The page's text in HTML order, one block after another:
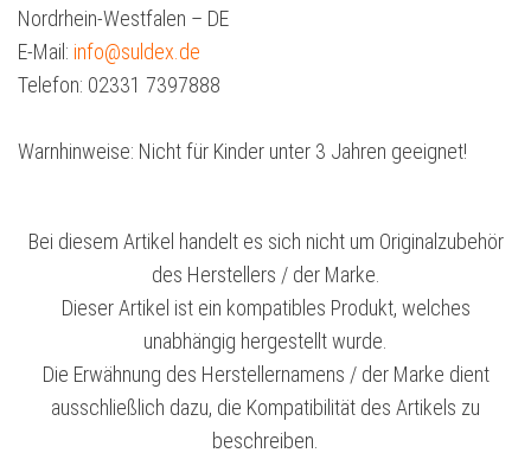
Nordrhein-Westfalen – DE
E-Mail: info@suldex.de
Telefon: 02331 7397888
Warnhinweise: Nicht für Kinder unter 3 Jahren geeignet!
Bei diesem Artikel handelt es sich nicht um Originalzubehör
des Herstellers / der Marke.
Dieser Artikel ist ein kompatibles Produkt, welches
unabhängig hergestellt wurde.
Die Erwähnung des Herstellernamens / der Marke dient
ausschließlich dazu, die Kompatibilität des Artikels zu
beschreiben.